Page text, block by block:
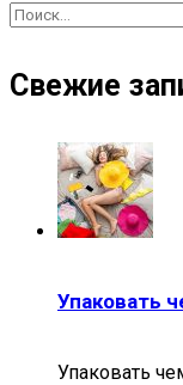
Свежие
Упаковать
Упаковать